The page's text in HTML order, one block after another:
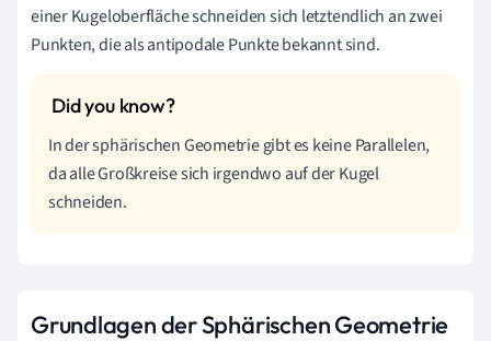
einer Kugeloberfläche schneiden sich letztendlich an zwei
Punkten, die als antipodale Punkte bekannt sind.
In der sphärischen Geometrie gibt es keine Parallelen,
da alle Großkreise sich irgendwo auf der Kugel
schneiden.
Grundlagen der Sphärischen Geometrie